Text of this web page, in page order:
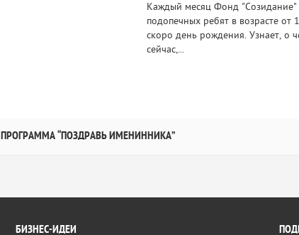
Каждый месяц Фонд "Созидание"
подопечных ребят в возрасте от
скоро день рождения. Узнает, о
сейчас,...
ПРОГРАММА “ПОЗДРАВЬ ИМЕНИННИКА”
БИЗНЕС-ИДЕИ